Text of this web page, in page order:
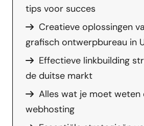
tips voor succes
Creatieve oplossingen
grafisch ontwerpbureau in
Effectieve linkbuilding
de duitse markt
Alles wat je moet weten
webhosting